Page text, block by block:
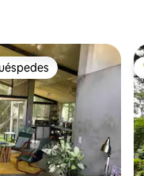
preferido